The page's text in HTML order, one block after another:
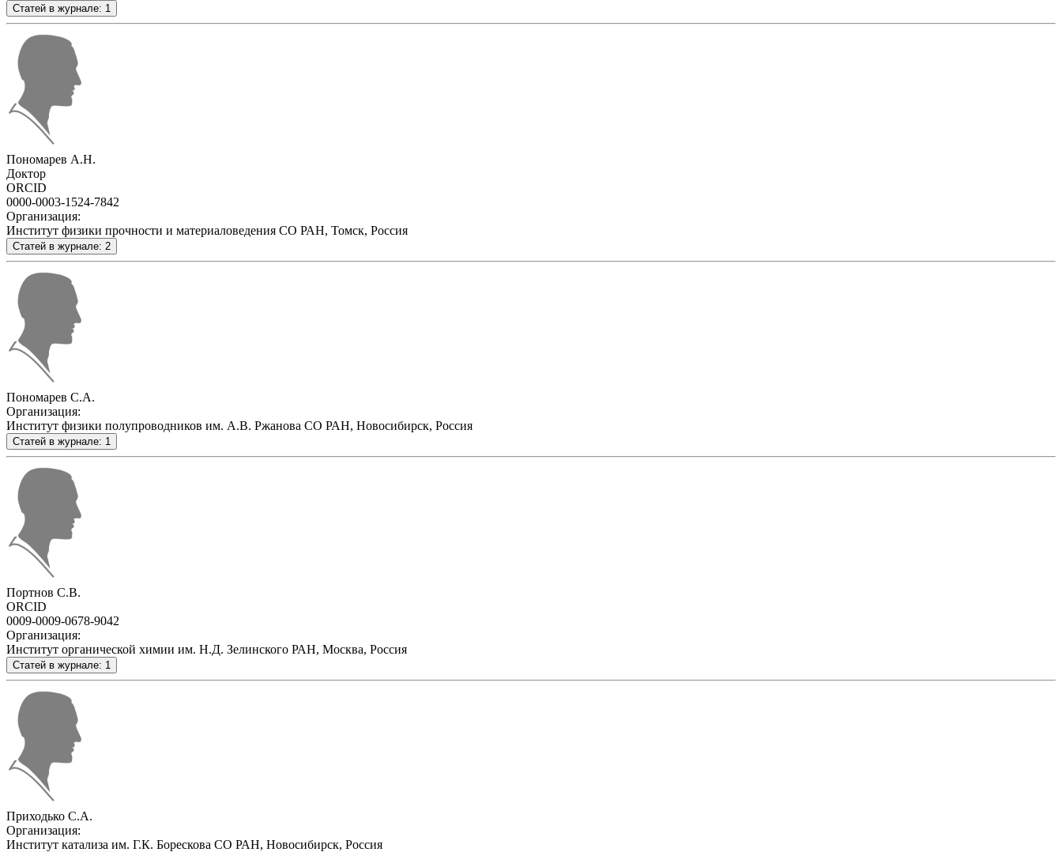
Статей в журнале: 1
Пономарев А.Н.
Доктор
ORCID
0000-0003-1524-7842
Организация:
Институт физики прочности и материаловедения СО РАН, Томск, Россия
Статей в журнале: 2
Пономарев С.А.
Организация:
Институт физики полупроводников им. А.В. Ржанова СО РАН, Новосибирск, Россия
Статей в журнале: 1
Портнов С.В.
ORCID
0009-0009-0678-9042
Организация:
Институт органической химии им. Н.Д. Зелинского РАН, Москва, Россия
Статей в журнале: 1
Приходько С.А.
Организация:
Институт катализа им. Г.К. Борескова СО РАН, Новосибирск, Россия